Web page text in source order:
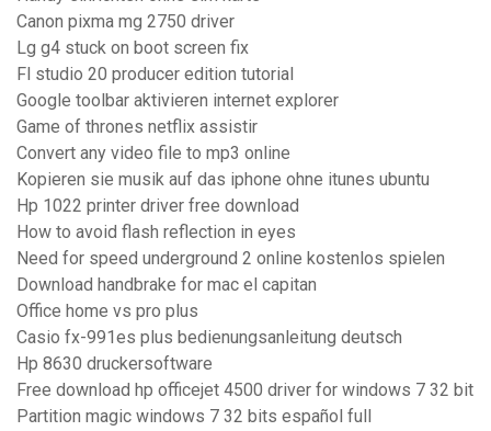
Canon pixma mg 2750 driver
Lg g4 stuck on boot screen fix
Fl studio 20 producer edition tutorial
Google toolbar aktivieren internet explorer
Game of thrones netflix assistir
Convert any video file to mp3 online
Kopieren sie musik auf das iphone ohne itunes ubuntu
Hp 1022 printer driver free download
How to avoid flash reflection in eyes
Need for speed ​​underground 2 online kostenlos spielen
Download handbrake for mac el capitan
Office home vs pro plus
Casio fx-991es plus bedienungsanleitung deutsch
Hp 8630 druckersoftware
Free download hp officejet 4500 driver for windows 7 32 bit
Partition magic windows 7 32 bits español full